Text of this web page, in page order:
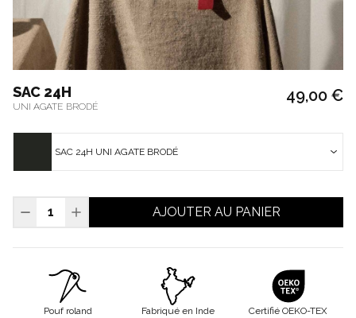
SAC 24H
UNI AGATE BRODÉ
49,00 €
SAC 24H UNI AGATE BRODÉ
AJOUTER AU PANIER
Pouf roland Fabriqué en Inde Certifié OEKO-TEX